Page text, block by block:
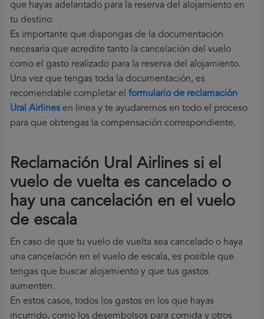
que hayas adelantado para la reserva del alojamiento en
tu destino.
Es importante que dispongas de la documentación
necesaria que acredite tanto la cancelación del vuelo
como el gasto realizado para la reserva del alojamiento.
Una vez que tengas toda la documentación, es
recomendable completar el formulario de reclamación
Ural Airlines en linea y te ayudaremos en todo el proceso
para que obtengas la compensación correspondiente.
Reclamación Ural Airlines si el
vuelo de vuelta es cancelado o
hay una cancelación en el vuelo
de escala
En caso de que tu vuelo de vuelta sea cancelado o haya
una cancelación en el vuelo de escala, es posible que
tengas que buscar alojamiento y que tus gastos
aumenten.
En estos casos, todos los gastos en los que hayas
incurrido, como los desembolsos para comida y otros